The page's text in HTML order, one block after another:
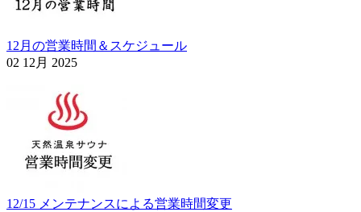
12月の営業時間＆スケジュール
02 12月 2025
12/15 メンテナンスによる営業時間変更